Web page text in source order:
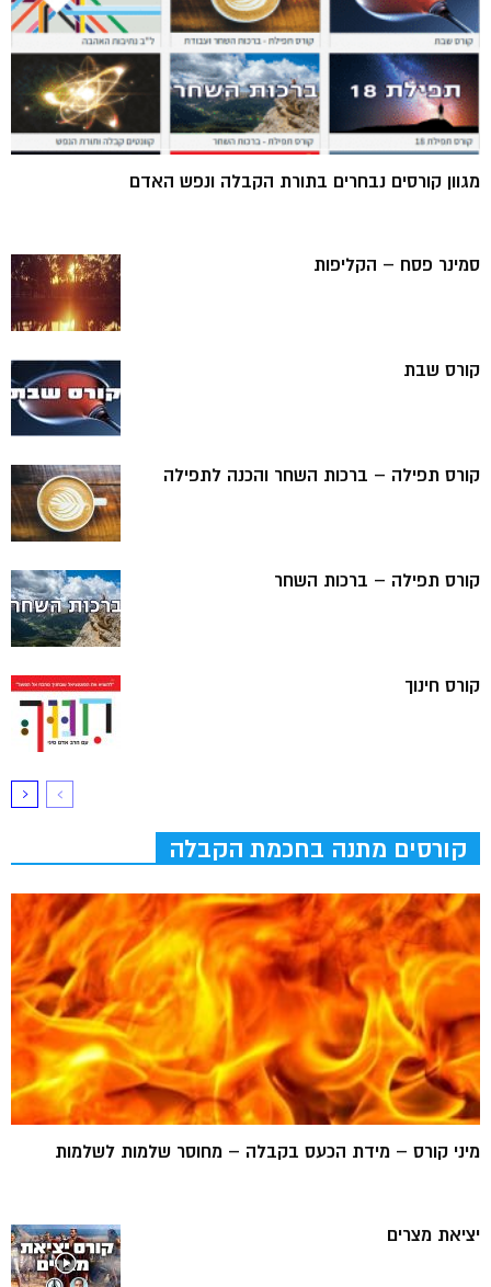
מגוון קורסים נבחרים בתורת הקבלה ונפש האדם
סמינר פסח – הקליפות
קורס שבת
קורס תפילה – ברכות השחר והכנה לתפילה
קורס תפילה – ברכות השחר
קורס חינוך
קורסים מתנה בחכמת הקבלה
מיני קורס – מידת הכעס בקבלה – מחוסר שלמות לשלמות
יציאת מצרים